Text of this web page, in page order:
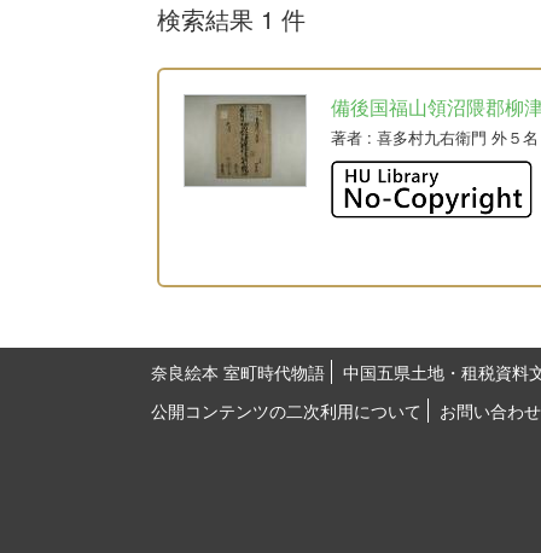
検索結果 1 件
備後国福山領沼隈郡柳
著者 : 喜多村九右衛門 外５名
奈良絵本 室町時代物語
中国五県土地・租税資料
公開コンテンツの二次利用について
お問い合わせ